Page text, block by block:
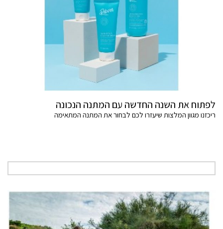
לפתוח את השנה החדשה עם המתנה הנכונה
ריכזנו מגוון המלצות שיעזרו לכם לבחור את המתנה המתאימה